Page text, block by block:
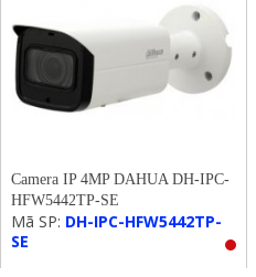
Camera IP 4MP DAHUA DH-IPC-
HFW5442TP-SE
Mã SP: DH-IPC-HFW5442TP-
SE